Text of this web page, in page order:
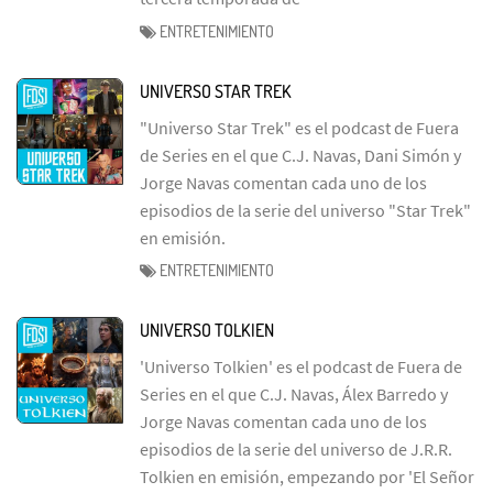
ENTRETENIMIENTO
UNIVERSO STAR TREK
"Universo Star Trek" es el podcast de Fuera
de Series en el que C.J. Navas, Dani Simón y
Jorge Navas comentan cada uno de los
episodios de la serie del universo "Star Trek"
en emisión.
ENTRETENIMIENTO
UNIVERSO TOLKIEN
'Universo Tolkien' es el podcast de Fuera de
Series en el que C.J. Navas, Álex Barredo y
Jorge Navas comentan cada uno de los
episodios de la serie del universo de J.R.R.
Tolkien en emisión, empezando por 'El Señor